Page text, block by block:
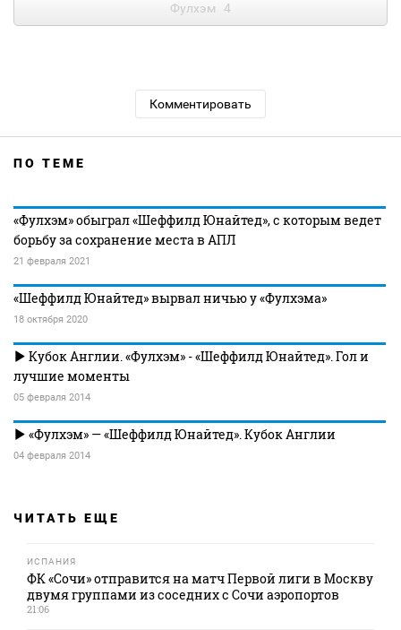
Фулхэм 4
Комментировать
ПО ТЕМЕ
«Фулхэм» обыграл «Шеффилд Юнайтед», с которым ведет
борьбу за сохранение места в АПЛ
21 февраля 2021
«Шеффилд Юнайтед» вырвал ничью у «Фулхэма»
18 октября 2020
Кубок Англии. «Фулхэм» - «Шеффилд Юнайтед». Гол и
лучшие моменты
05 февраля 2014
«Фулхэм» — «Шеффилд Юнайтед». Кубок Англии
04 февраля 2014
ЧИТАТЬ ЕЩЕ
ИСПАНИЯ
ФК «Сочи» отправится на матч Первой лиги в Москву
двумя группами из соседних с Сочи аэропортов
21:06